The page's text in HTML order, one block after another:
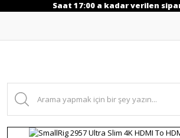
Saat 17:00 a kadar verilen